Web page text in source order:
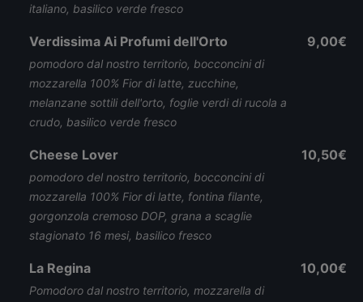
italiano, basilico verde fresco
Verdissima Ai Profumi dell'Orto
pomodoro dal nostro territorio, bocconcini di
mozzarella 100% Fior di latte, zucchine,
melanzane sottili dell'orto, foglie verdi di rucola a
crudo, basilico verde fresco
9,00€
Cheese Lover
pomodoro del nostro territorio, bocconcini di
mozzarella 100% Fior di latte, fontina filante,
gorgonzola cremoso DOP, grana a scaglie
stagionato 16 mesi, basilico fresco
10,50€
La Regina
Pomodoro dal nostro territorio, mozzarella di
10,00€